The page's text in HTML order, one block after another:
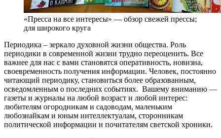
«Пресса на все интересы» — обзор свежей прессы;
для широкого круга
Периодика – зеркало духовной жизни общества. Роль
периодики в современной жизни трудно переоценить. Все
важнее для нас с вами становятся оперативность, новизна,
своевременность получения информации. Человек, постоянно
читающий периодику, становиться более образованным,
осведомленным о последних событиях. Вашему вниманию —
газеты и журналы на любой возраст и любой интерес:
любителям огородникам и садоводам, маленьким
любознайкам и юным интеллектуалам, сторонникам
политической информации и почитателям светской хроники.